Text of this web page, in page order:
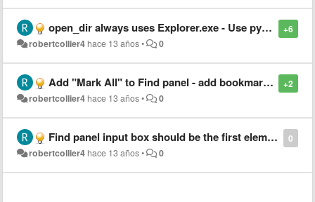
+6
open_dir always uses Explorer.exe - Use python os.startfile() instead to invoke custom Dir Handlers
robertcollier4 hace 13 años• 0
+2
Add "Mark All" to Find panel - add bookmarks to all search result lines
robertcollier4 hace 13 años• 0
0
Find panel input box should be the first element to the left
robertcollier4 hace 13 años• 0